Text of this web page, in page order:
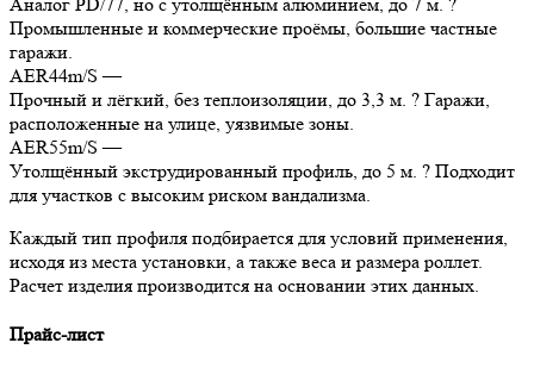
Промышленные и коммерческие проёмы, большие частные
гаражи.
AER44m/S —
Прочный и лёгкий, без теплоизоляции, до 3,3 м. ? Гаражи,
расположенные на улице, уязвимые зоны.
AER55m/S —
Утолщённый экструдированный профиль, до 5 м. ? Подходит
для участков с высоким риском вандализма.
Каждый тип профиля подбирается для условий применения,
исходя из места установки, а также веса и размера роллет.
Расчет изделия производится на основании этих данных.
Прайс-лист